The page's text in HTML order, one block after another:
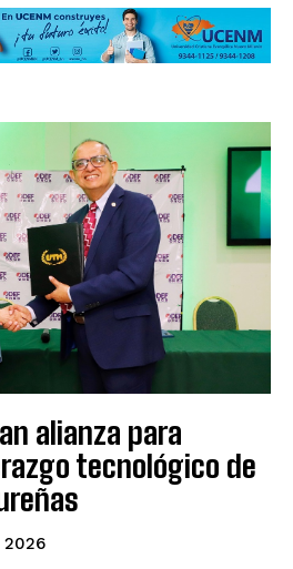
alianza para
tecnológico de
2026